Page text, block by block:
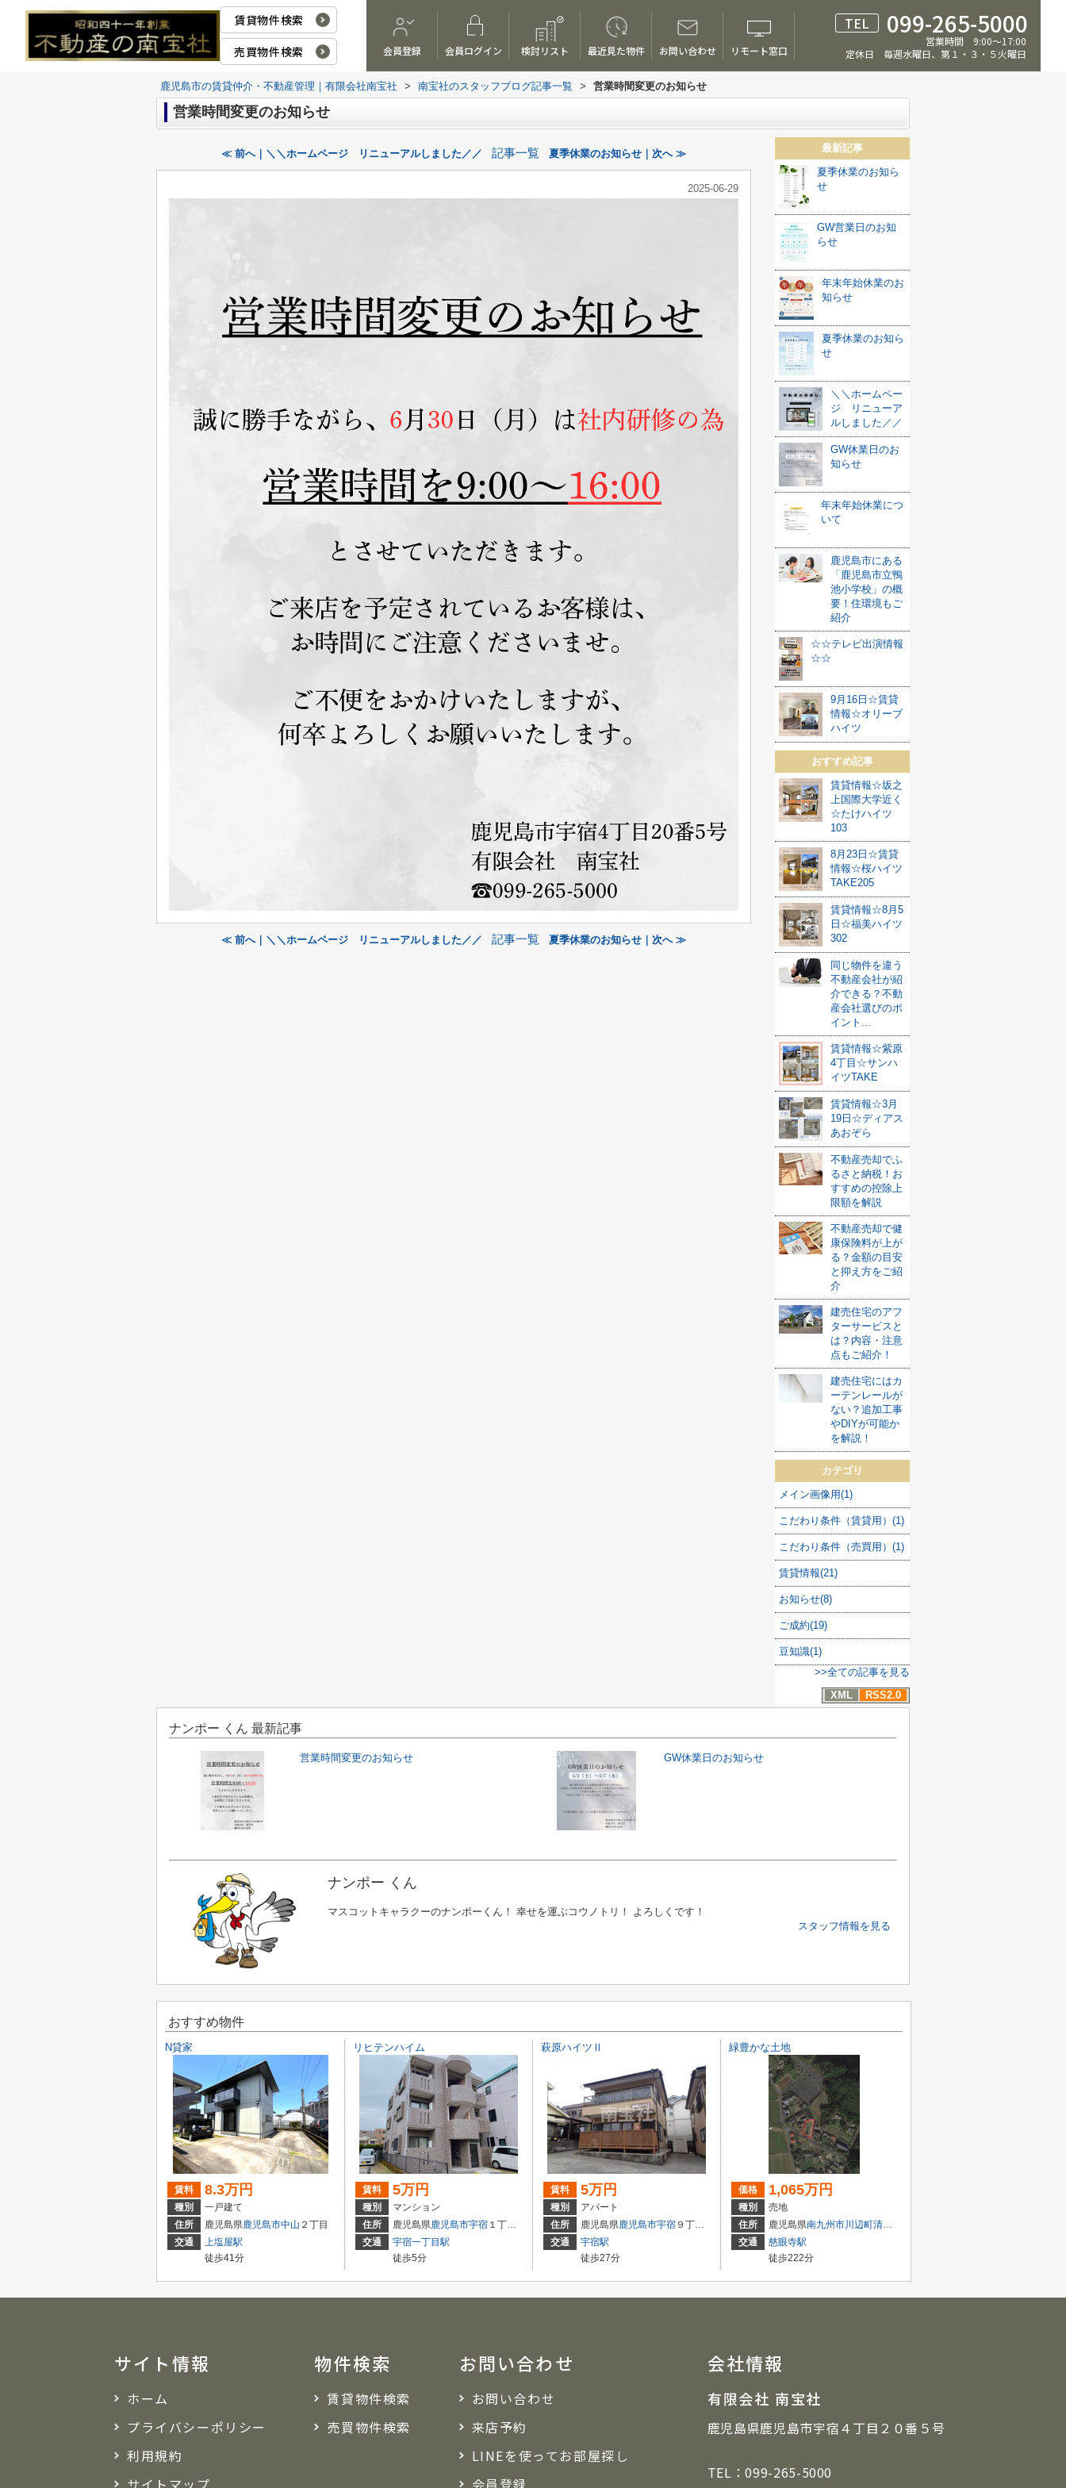
賃貸物件検索
売買物件検索
会員登録 会員ログイン 検討リスト 最近見た物件 お問い合わせ リモート窓口
TEL 099-265-5000
営業時間 9:00～17:00
定休日 毎週水曜日、第１・３・５火曜日
鹿児島市の賃貸仲介・不動産管理｜有限会社南宝社 > 南宝社のスタッフブログ記事一覧 > 営業時間変更のお知らせ
営業時間変更のお知らせ
≪ 前へ｜＼＼ホームページ リニューアルしました／／ 記事一覧 夏季休業のお知らせ｜次へ ≫
2025-06-29
≪ 前へ｜＼＼ホームページ リニューアルしました／／ 記事一覧 夏季休業のお知らせ｜次へ ≫
最新記事
夏季休業のお知ら
せ
GW営業日のお知
らせ
年末年始休業のお
知らせ
夏季休業のお知ら
せ
＼＼ホームペー
ジ リニューア
ルしました／／
GW休業日のお
知らせ
年末年始休業につ
いて
鹿児島市にある
「鹿児島市立鴨
池小学校」の概
要！住環境もご
紹介
☆☆テレビ出演情報
☆☆
9月16日☆賃貸
情報☆オリーブ
ハイツ
おすすめ記事
賃貸情報☆坂之
上国際大学近く
☆たけハイツ
103
8月23日☆賃貸
情報☆桜ハイツ
TAKE205
賃貸情報☆8月5
日☆福美ハイツ
302
同じ物件を違う
不動産会社が紹
介できる？不動
産会社選びのポ
イント...
賃貸情報☆紫原
4丁目☆サンハ
イツTAKE
賃貸情報☆3月
19日☆ディアス
あおぞら
不動産売却でふ
るさと納税！お
すすめの控除上
限額を解説
不動産売却で健
康保険料が上が
る？金額の目安
と抑え方をご紹
介
建売住宅のアフ
ターサービスと
は？内容・注意
点もご紹介！
建売住宅にはカ
ーテンレールが
ない？追加工事
やDIYが可能か
を解説！
カテゴリ
メイン画像用(1)
こだわり条件（賃貸用）(1)
こだわり条件（売買用）(1)
賃貸情報(21)
お知らせ(8)
ご成約(19)
豆知識(1)
>>全ての記事を見る
XML
RSS2.0
ナンポー くん 最新記事
営業時間変更のお知らせ GW休業日のお知らせ
ナンポー くん
マスコットキャラクーのナンポーくん！ 幸せを運ぶコウノトリ！ よろしくです！
スタッフ情報を見る
おすすめ物件
N貸家
賃料 8.3万円
種別
一戸建て
住所
鹿児島県 鹿児島市中山 ２丁目
交通
上塩屋駅
徒歩41分
リヒテンハイム
賃料 5万円
種別
マンション
住所
鹿児島県 鹿児島市宇宿 １丁目４６-１２
交通
宇宿一丁目駅
徒歩5分
萩原ハイツⅡ
賃料 5万円
種別
アパート
住所
鹿児島県 鹿児島市宇宿 ９丁目１９-１０
交通
宇宿駅
徒歩27分
緑豊かな土地
価格 1,065万円
種別
売地
住所
鹿児島県南九州市川辺町清水
交通
慈眼寺駅
徒歩222分
サイト情報
ホーム
プライバシーポリシー
利用規約
サイトマップ
物件検索
賃貸物件検索
売買物件検索
お問い合わせ
お問い合わせ
来店予約
LINEを使ってお部屋探し
会員登録
会社情報
有限会社 南宝社
鹿児島県鹿児島市宇宿４丁目２０番５号
TEL：099-265-5000